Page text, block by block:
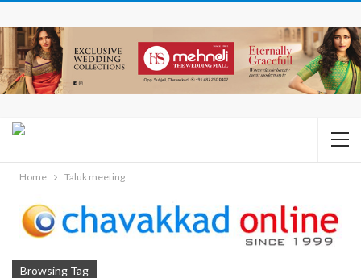
Home Taluk meeting
Browsing Tag